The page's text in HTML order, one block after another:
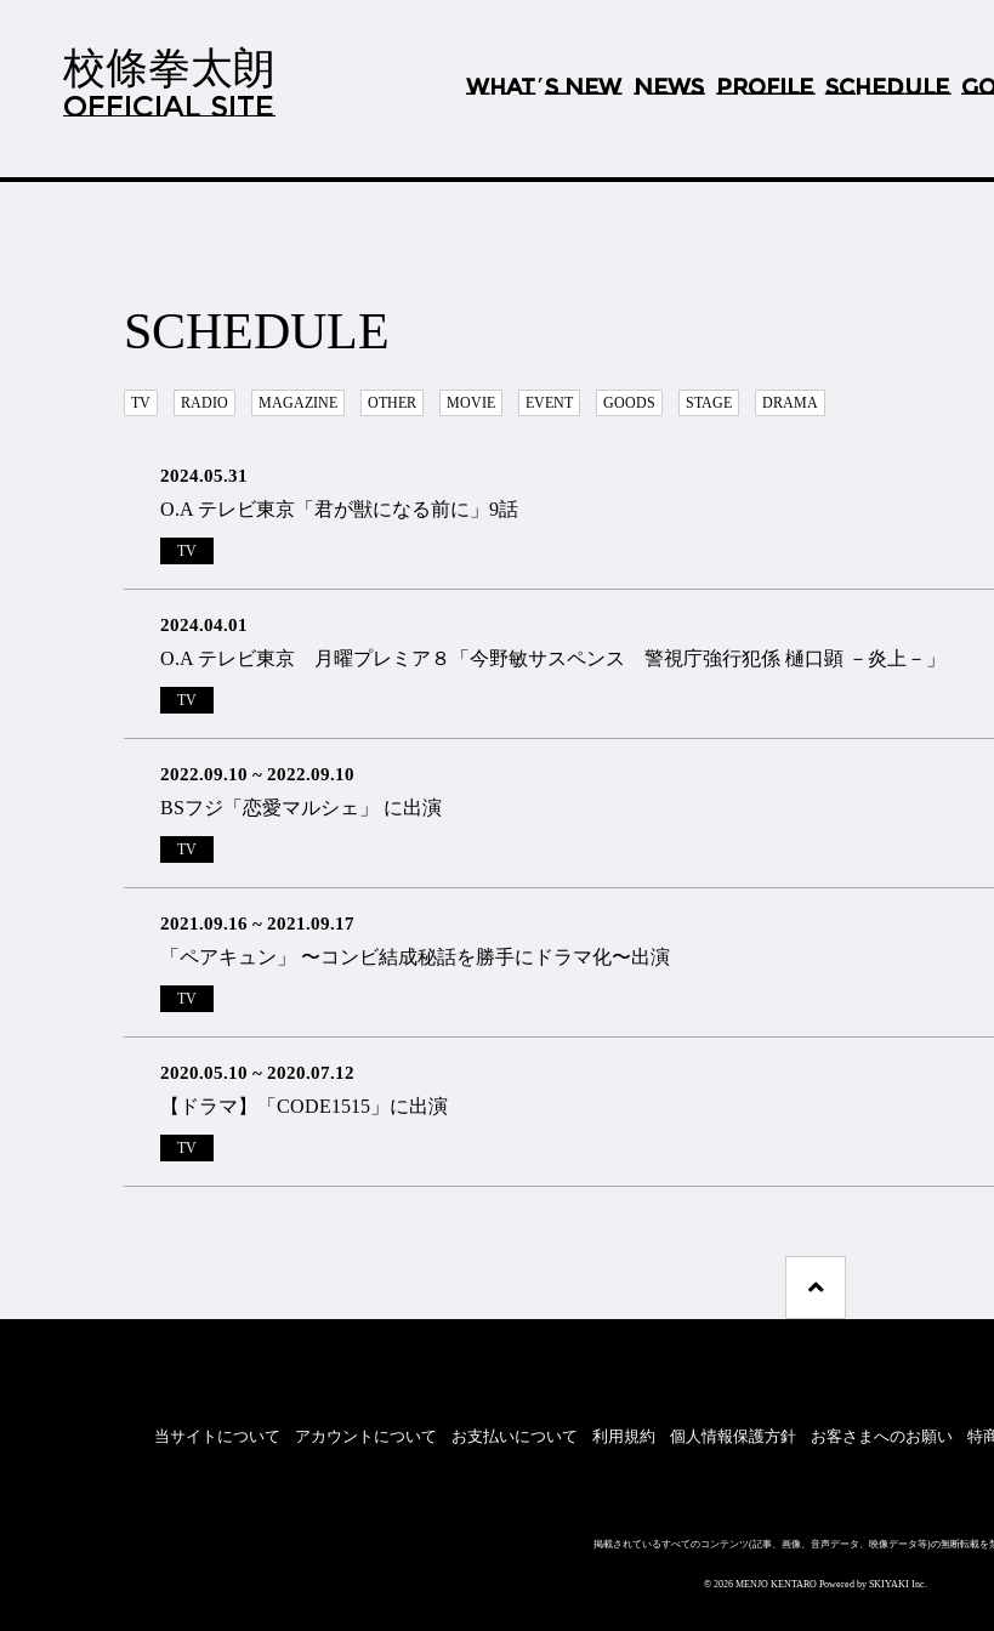
校條拳太朗
OFFICIAL SITE
WHAT’S NEW NEWS PROFILE SCHEDULE
SCHEDULE
TV RADIO MAGAZINE OTHER MOVIE EVENT GOODS STAGE DRAMA
2024.05.31
O.A テレビ東京「君が獣になる前に」9話
TV
2024.04.01
O.A テレビ東京 月曜プレミア８「今野敏サスペンス 警視庁強行犯係 樋口顕 －炎上－」
TV
2022.09.10 ~ 2022.09.10
BSフジ「恋愛マルシェ」 に出演
TV
2021.09.16 ~ 2021.09.17
「ペアキュン」 〜コンビ結成秘話を勝手にドラマ化〜出演
TV
2020.05.10 ~ 2020.07.12
【ドラマ】「CODE1515」に出演
TV
当サイトについて アカウントについて お支払いについて 利用規約 個人情報保護方針 お客さまへのお願い 特
掲載されているすべてのコンテンツ(記事、画像、音声データ、映像データ等)の無断転載を
© 2026 MENJO KENTARO Powered by SKIYAKI Inc.